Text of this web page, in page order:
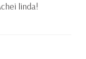
linda!